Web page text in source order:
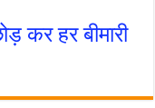
कर हर बीमारी